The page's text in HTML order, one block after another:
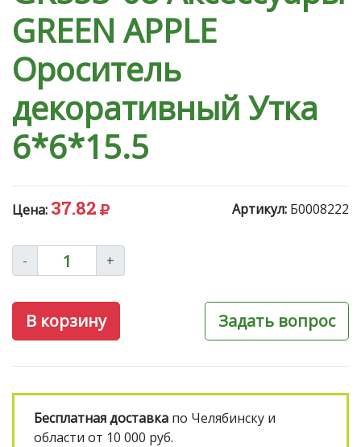
GREEN APPLE
Ороситель
декоративный Утка
6*6*15.5
Цена: 37.82 Артикул: Б0008222
- +
В корзину Задать вопрос
Бесплатная доставка по Челябинску и
области от 10 000 руб.